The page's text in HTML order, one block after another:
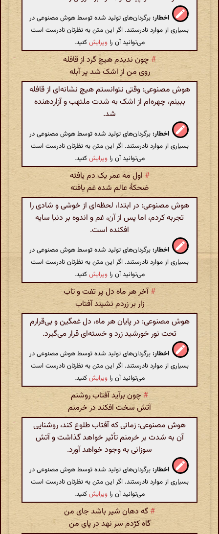
اخطار: برگردان‌های تولید شده توسط هوش مصنوعی در
بسیاری از موارد نادرستند. اگر این متن به نظرتان نادرست است
می‌توانید آن را ویرایشکنید.
# چون ندیدم هیچ گرد از قافله
روی من از اشک شد پر آبله
هوش مصنوعی: وقتی نتوانستم هیچ نشانه‌ای از قافله
ببینم، چهره‌ام از اشک به شدت ملتهب و آزاردهنده
شد.
اخطار: برگردان‌های تولید شده توسط هوش مصنوعی در
بسیاری از موارد نادرستند. اگر این متن به نظرتان نادرست است
می‌توانید آن را ویرایشکنید.
# اول مه عمر یک دم یافته
ضحکهٔ عالم شده غم یافته
هوش مصنوعی: در ابتدا، لحظه‌ای از خوشی و شادی را
تجربه کردم، اما پس از آن، غم و اندوه بر دنیا سایه
افکنده است.
اخطار: برگردان‌های تولید شده توسط هوش مصنوعی در
بسیاری از موارد نادرستند. اگر این متن به نظرتان نادرست است
می‌توانید آن را ویرایشکنید.
#آخر هر ماه دل پر تفت و تاب
زار بر زردم نشیند آفتاب
هوش مصنوعی: در پایان هر ماه، دل غمگین و بی‌قرارم
تحت نور خورشید زرد و خسته‌ای قرار می‌گیرد.
اخطار: برگردان‌های تولید شده توسط هوش مصنوعی در
بسیاری از موارد نادرستند. اگر این متن به نظرتان نادرست است
می‌توانید آن را ویرایشکنید.
# چون برآید آفتاب روشنم
آتش سخت افکند در خرمنم
هوش مصنوعی: زمانی که آفتاب طلوع کند، روشنایی
آن به شدت بر خرمنم تأثیر خواهد گذاشت و آتش
سوزانی به وجود خواهد آورد.
اخطار: برگردان‌های تولید شده توسط هوش مصنوعی در
بسیاری از موارد نادرستند. اگر این متن به نظرتان نادرست است
می‌توانید آن را ویرایشکنید.
# گه دهان شیر باشد جای من
گاه کژدم سر نهد در پای من